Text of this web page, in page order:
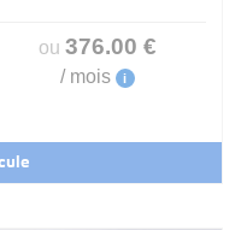
ou 376.00 €
/ mois i